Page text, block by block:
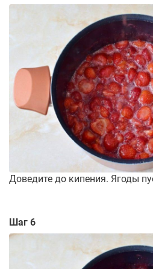
Доведите до кипения. Ягоды
Шаг 6